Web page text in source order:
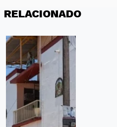
RELACIONADO